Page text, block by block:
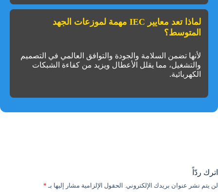
لماذا تعد معايير IEC مهمة لموزعات الجهد
المتوسط؟
لأنها تضمن السلامة والجودة والتوافق العالمي في التصميم
والتشغيل، مما يقلل الأعطال ويزيد من كفاءة الشبكات
الكهربائية.
اترك ردّاً
لن يتم نشر عنوان بريدك الإلكتروني. الحقول الإلزامية مشار إليها بـ *